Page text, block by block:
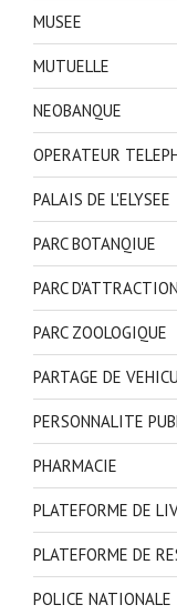
MUSEE
MUTUELLE
NEOBANQUE
OPERATEUR
PALAIS DE L'ELYSEE
PARC BOTANQIUE
PARC
PARC ZOOLOGIQUE
PARTAGE DE
PERSONNALITE
PHARMACIE
PLATEFORME DE
PLATEFORME DE
POLICE NATIONALE